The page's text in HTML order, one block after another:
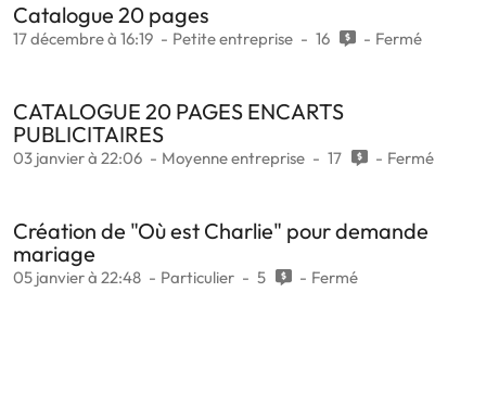
Catalogue 20 pages
17 décembre à 16:19 Petite entreprise 16 Fermé
CATALOGUE 20 PAGES ENCARTS
PUBLICITAIRES
03 janvier à 22:06 Moyenne entreprise 17 Fermé
Création de "Où est Charlie" pour demande
mariage
05 janvier à 22:48 Particulier 5 Fermé